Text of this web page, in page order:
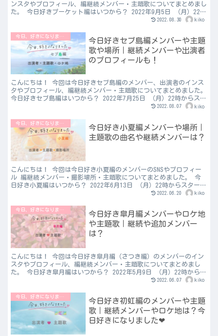
ンスタやプロフィール、編継続メンバー・主題歌についてまとめまし
た。 今日好きプーケット編はいつから？ 2022年9月5日 （月）22時
からスタートします。 今日好きプーケット編の...2022.08.30 kiko
今日、好きになりました♡
今日好きセブ島編メンバーや主題
歌や場所｜継続メンバーや出演者
のプロフィールも！
こんにちは！ 今回は今日好きセブ島編のメンバー、出演者のインス
タやプロフィール、編継続メンバー・主題歌についてまとめました。
今日好きセブ島編はいつから？ 2022年7月25日 （月）22時からスタ
2022.08.07 kiko
今日、好きになりました♡
今日好き小夏編メンバーや場所｜
主題歌の曲名や継続メンバーは？
こんにちは！ 今回は今日好き小夏編のメンバーのSNSやプロフィー
ル 編継続メンバー・撮影場所・主題歌についてまとめました。 今
日好き小夏編はいつから？ 2022年6月13日 （月）22時からスタート
2022.06.20 kiko
今日、好きになりました♡
今日好き皐月編メンバーやロケ地
や主題歌｜継続や追加メンバー
は？
こんにちは！ 今回は今日好き皐月編（さつき編）のメンバーのイン
スタやプロフィール、編継続メンバー・主題歌についてまとめまし
た。 今日好き皐月編はいつから？ 2022年5月9日 （月）22時からス
タートします。 今日好き皐月編の場所は？ 今回...2022.06.07 kiko
今日、好きになりました♡
今日好き初虹編のメンバーや主題
歌｜継続メンバーやロケ地は？今
日好きになりました❤︎